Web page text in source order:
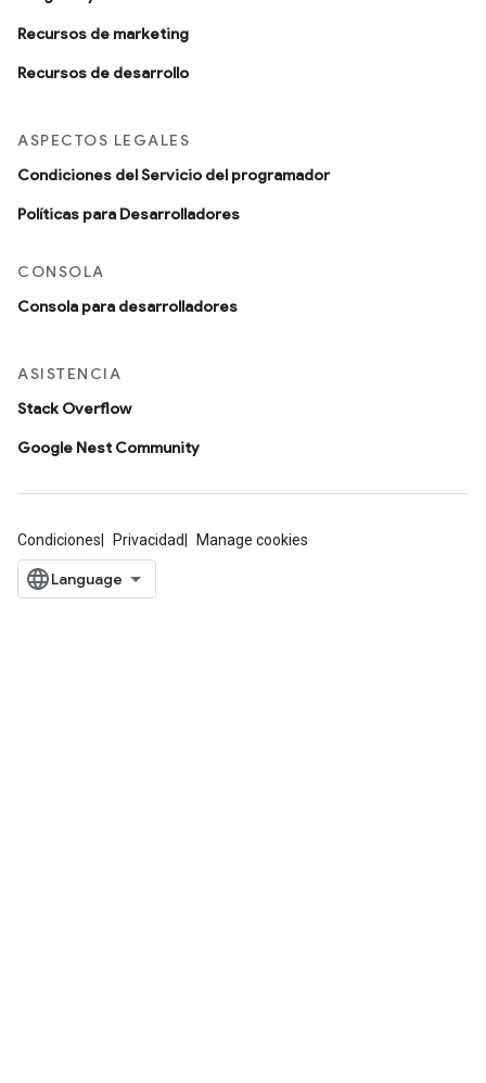
Recursos de marketing
Recursos de desarrollo
ASPECTOS LEGALES
Condiciones del Servicio del programador
Políticas para Desarrolladores
CONSOLA
Consola para desarrolladores
ASISTENCIA
Stack Overflow
Google Nest Community
Condiciones Privacidad Manage cookies